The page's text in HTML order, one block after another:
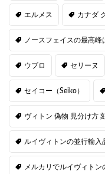
エルメス カナダ
ノースフェイスの最高峰
ウブロ セリーヌ
セイコー（Seiko）
ヴィトン 偽物 見分け方
ルイヴィトンの並行輸入
メルカリでルイヴィトン